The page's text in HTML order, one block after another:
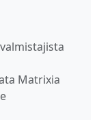
Matrixia